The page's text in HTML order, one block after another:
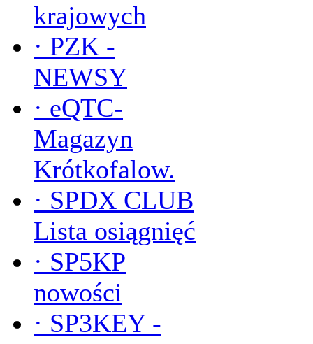
krajowych
· PZK -
NEWSY
· eQTC-
Magazyn
Krótkofalow.
· SPDX CLUB
Lista osiągnięć
· SP5KP
nowości
· SP3KEY -